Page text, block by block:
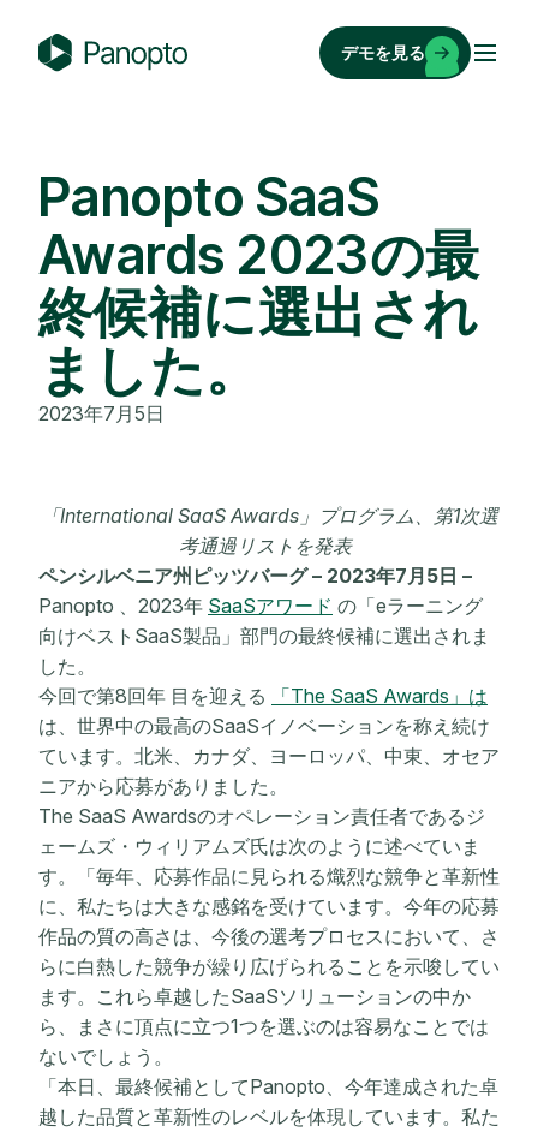
o
p
o
デモを見る
Panopto SaaS
Awards 2023の最
終候補に選出され
ました。
2023年7月5日
「International SaaS Awards」プログラム、第1次選
考通過リストを発表
ペンシルベニア州ピッツバーグ – 2023年7月5日 –
Panopto 、2023年 SaaSアワード の「eラーニング
向けベストSaaS製品」部門の最終候補に選出されま
した。
今回で第8回年 目を迎える
「The SaaS Awards」は
は、世界中の最高のSaaSイノベーションを称え続け
ています。北米、カナダ、ヨーロッパ、中東、オセア
ニアから応募がありました。
The SaaS Awardsのオペレーション責任者であるジ
ェームズ・ウィリアムズ氏は次のように述べていま
す。「毎年、応募作品に見られる熾烈な競争と革新性
に、私たちは大きな感銘を受けています。今年の応募
作品の質の高さは、今後の選考プロセスにおいて、さ
らに白熱した競争が繰り広げられることを示唆してい
ます。これら卓越したSaaSソリューションの中か
ら、まさに頂点に立つ1つを選ぶのは容易なことでは
ないでしょう。
「本日、最終候補としてPanopto、今年達成された卓
越した品質と革新性のレベルを体現しています。私た